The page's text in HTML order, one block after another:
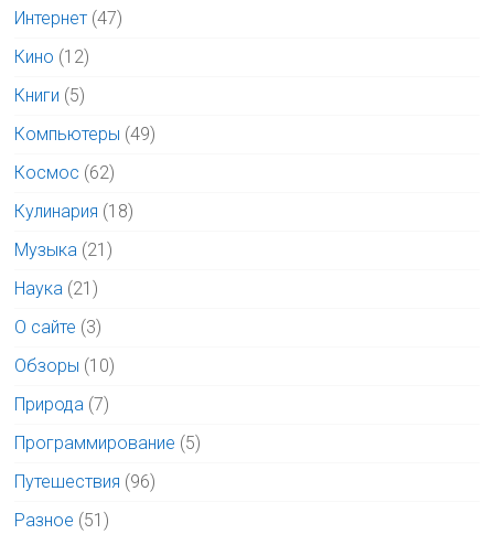
Интернет (47)
Кино (12)
Книги (5)
Компьютеры (49)
Космос (62)
Кулинария (18)
Музыка (21)
Наука (21)
О сайте (3)
Обзоры (10)
Природа (7)
Программирование (5)
Путешествия (96)
Разное (51)